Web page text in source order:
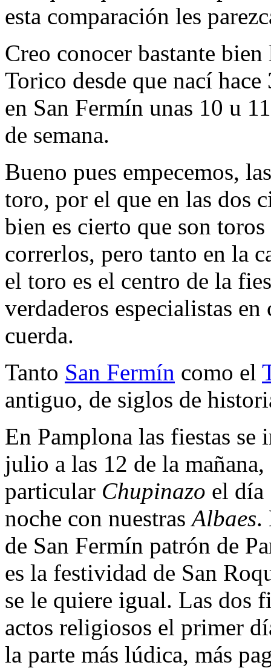
esta comparación les
Creo conocer bastante
Torico desde que nací
en San Fermín unas 10 u
de semana.
Bueno pues empecemos,
toro, por el que en las dos
bien es cierto que son
correrlos, pero tanto en la
el toro es el centro de la
verdaderos especialistas
cuerda.
Tanto San Fermín como el
antiguo, de siglos de
En Pamplona las fiestas
julio a las 12 de la
particular Chupinazo el día
noche con nuestrasAlbaes.
de San Fermín patrón de
es la festividad de San
se le quiere igual. Las dos
actos religiosos el primer
la parte más lúdica, más